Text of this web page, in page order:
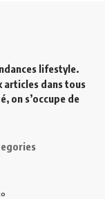
lifestyle.
articles dans tous
on s’occupe de